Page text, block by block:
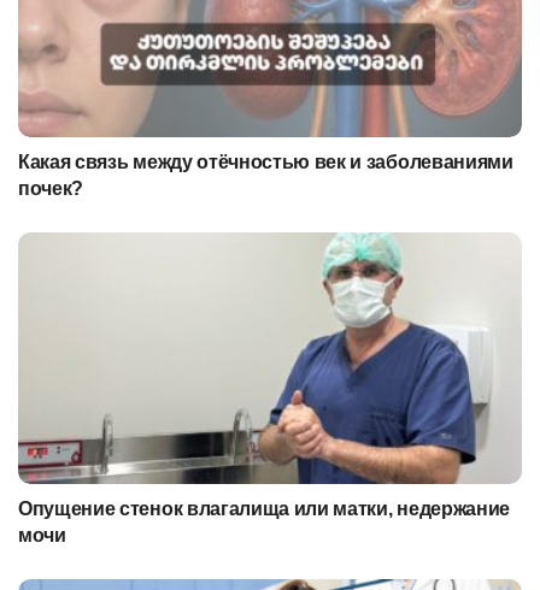
Какая связь между отёчностью век и заболеваниями
почек?
Опущение стенок влагалища или матки, недержание
мочи